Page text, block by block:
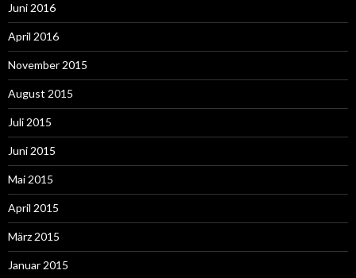
Juni 2016
April 2016
November 2015
August 2015
Juli 2015
Juni 2015
Mai 2015
April 2015
März 2015
Januar 2015